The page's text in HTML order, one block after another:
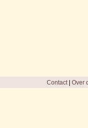
Contact| Over